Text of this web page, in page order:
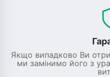
Якщо випадково Ви
ми замінимо його з